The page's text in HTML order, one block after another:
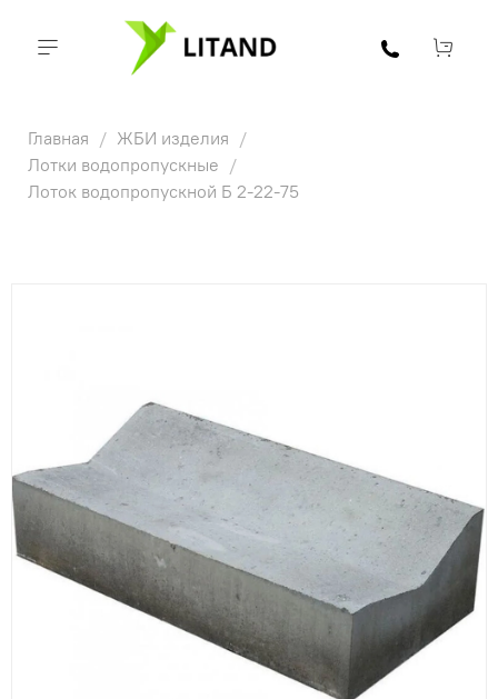
Главная
ЖБИ изделия
Лотки водопропускные
Лотoк водопропускной Б 2-22-75